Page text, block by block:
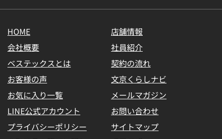
HOME
店舗情報
会社概要
社員紹介
ベステックスとは
契約の流れ
お客様の声
文京くらしナビ
お気に入り一覧
メールマガジン
LINE公式アカウント
お問い合わせ
プライバシーポリシー
サイトマップ